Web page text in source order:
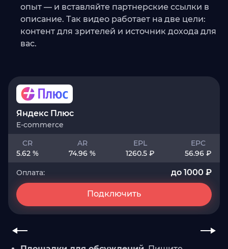
опыт — и вставляйте партнерские ссылки в
описание. Так видео работает на две цели:
контент для зрителей и источник дохода для
вас.
Яндекс Плюс
E-commerce
CR
5.62 %
AR
74.96 %
EPL
1260.5 ₽
EPC
56.96 ₽
Оплата: до 1000 ₽
Подключить